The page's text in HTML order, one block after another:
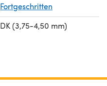
Fortgeschritten
DK (3,75-4,50 mm)